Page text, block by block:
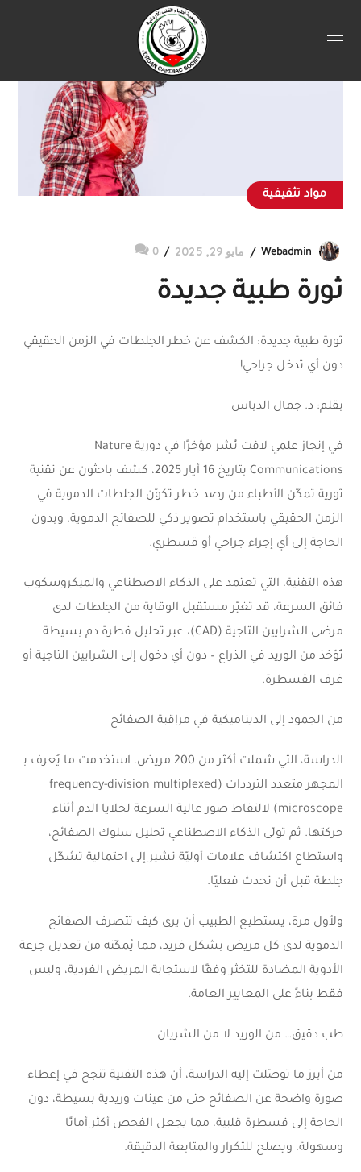
مواد تثقيفية
Webadmin مايو 29, 2025 0
ثورة طبية جديدة
ثورة طبية جديدة: الكشف عن خطر الجلطات في الزمن الحقيقي
دون أي تدخل جراحي!
بقلم: د. جمال الدباس
في إنجاز علمي لافت نُشر مؤخرًا في دورية Nature
Communications بتاريخ 16 أيار 2025، كشف باحثون عن تقنية
ثورية تمكّن الأطباء من رصد خطر تكوّن الجلطات الدموية في
الزمن الحقيقي باستخدام تصوير ذكي للصفائح الدموية، وبدون
الحاجة إلى أي إجراء جراحي أو قسطري.
هذه التقنية، التي تعتمد على الذكاء الاصطناعي والميكروسكوب
فائق السرعة، قد تغيّر مستقبل الوقاية من الجلطات لدى
مرضى الشرايين التاجية (CAD)، عبر تحليل قطرة دم بسيطة
تُؤخذ من الوريد في الذراع – دون أي دخول إلى الشرايين التاجية أو
غرف القسطرة.
من الجمود إلى الديناميكية في مراقبة الصفائح
الدراسة، التي شملت أكثر من 200 مريض، استخدمت ما يُعرف بـ
المجهر متعدد الترددات (frequency-division multiplexed
microscope) لالتقاط صور عالية السرعة لخلايا الدم أثناء
حركتها. ثم تولّى الذكاء الاصطناعي تحليل سلوك الصفائح،
واستطاع اكتشاف علامات أوليّة تشير إلى احتمالية تشكّل
جلطة قبل أن تحدث فعليًا.
ولأول مرة، يستطيع الطبيب أن يرى كيف تتصرف الصفائح
الدموية لدى كل مريض بشكل فريد، مما يُمكّنه من تعديل جرعة
الأدوية المضادة للتخثر وفقًا لاستجابة المريض الفردية، وليس
فقط بناءً على المعايير العامة.
طب دقيق… من الوريد لا من الشريان
من أبرز ما توصّلت إليه الدراسة، أن هذه التقنية تنجح في إعطاء
صورة واضحة عن الصفائح حتى من عينات وريدية بسيطة، دون
الحاجة إلى قسطرة قلبية، مما يجعل الفحص أكثر أمانًا
وسهولة، ويصلح للتكرار والمتابعة الدقيقة.